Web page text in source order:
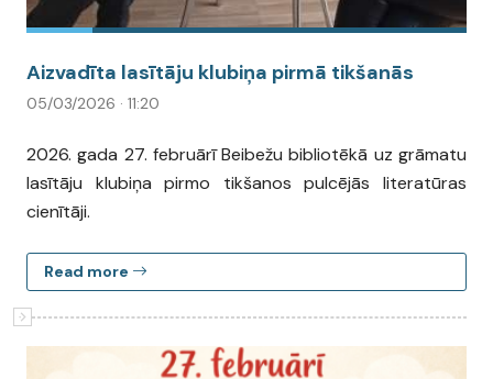
Aizvadīta lasītāju klubiņa pirmā tikšanās
05/03/2026 · 11:20
2026. gada 27. februārī Beibežu bibliotēkā uz grāmatu
lasītāju klubiņa pirmo tikšanos pulcējās literatūras
cienītāji.
Read more